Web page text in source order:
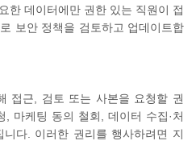
한 데이터에만 권한 있는 직원이 접
보안 정책을 검토하고 업데이트합
접근, 검토 또는 사본을 요청할 권
마케팅 동의 철회, 데이터 수집·처
다. 이러한 권리를 행사하려면 지